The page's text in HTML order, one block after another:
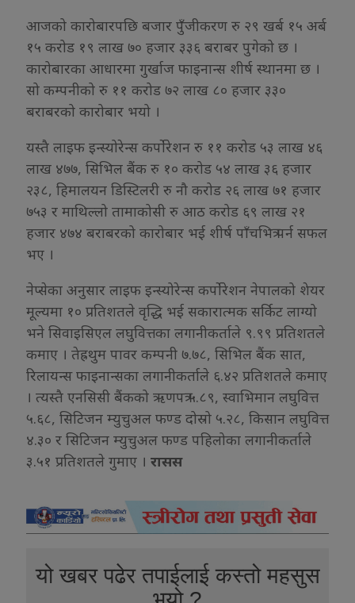
आजको कारोबारपछि बजार पुँजीकरण रु २९ खर्ब १५ अर्ब
१५ करोड १९ लाख ७० हजार ३३६ बराबर पुगेको छ ।
कारोबारका आधारमा गुर्खाज फाइनान्स शीर्ष स्थानमा छ ।
सो कम्पनीको रु ११ करोड ७२ लाख ८० हजार ३३०
बराबरको कारोबार भयो ।
यस्तै लाइफ इन्स्योरेन्स कर्पोरेशन रु ११ करोड ५३ लाख ४६
लाख ४७७, सिभिल बैंक रु १० करोड ५४ लाख ३६ हजार
२३८, हिमालयन डिस्टिलरी रु नौ करोड २६ लाख ७१ हजार
७५३ र माथिल्लो तामाकोसी रु आठ करोड ६९ लाख २१
हजार ४७४ बराबरको कारोबार भई शीर्ष पाँचभित्र पर्न सफल
भए ।
नेप्सेका अनुसार लाइफ इन्स्योरेन्स कर्पोरेशन नेपालको शेयर
मूल्यमा १० प्रतिशतले वृद्धि भई सकारात्मक सर्किट लाग्यो
भने सिवाइसिएल लघुवित्तका लगानीकर्ताले ९.९९ प्रतिशतले
कमाए । तेह्रथुम पावर कम्पनी ७.७८, सिभिल बैंक सात,
रिलायन्स फाइनान्सका लगानीकर्ताले ६.४२ प्रतिशतले कमाए
। त्यस्तै एनसिसी बैंकको ऋणपत्र ५.८९, स्वाभिमान लघुवित्त
५.६८, सिटिजन म्युचुअल फण्ड दोस्रो ५.२८, किसान लघुवित्त
४.३० र सिटिजन म्युचुअल फण्ड पहिलोका लगानीकर्ताले
३.५१ प्रतिशतले गुमाए । रासस
यो खबर पढेर तपाईलाई कस्तो महसुस